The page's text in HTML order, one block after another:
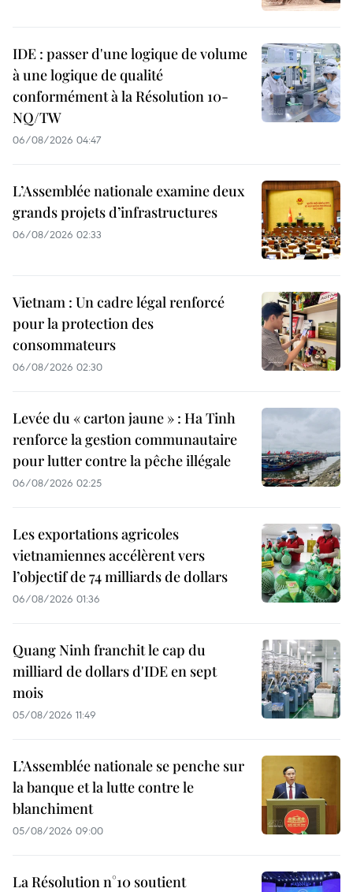
IDE : passer d'une logique de volume
à une logique de qualité
conformément à la Résolution 10-
NQ/TW
06/08/2026 04:47
L’Assemblée nationale examine deux
grands projets d’infrastructures
06/08/2026 02:33
Vietnam : Un cadre légal renforcé
pour la protection des
consommateurs
06/08/2026 02:30
Levée du « carton jaune » : Ha Tinh
renforce la gestion communautaire
pour lutter contre la pêche illégale
06/08/2026 02:25
Les exportations agricoles
vietnamiennes accélèrent vers
l’objectif de 74 milliards de dollars
06/08/2026 01:36
Quang Ninh franchit le cap du
milliard de dollars d'IDE en sept
mois
05/08/2026 11:49
L’Assemblée nationale se penche sur
la banque et la lutte contre le
blanchiment
05/08/2026 09:00
La Résolution n°10 soutient